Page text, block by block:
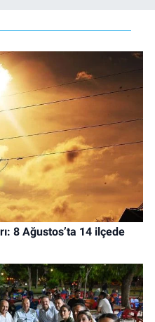
8 Ağustos’ta 14 ilçede